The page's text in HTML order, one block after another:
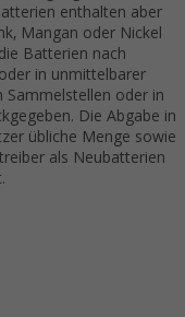
enthalten aber
Mangan oder Nickel
Batterien nach
in unmittelbarer
Sammelstellen oder in
Die Abgabe in
übliche Menge sowie
als Neubatterien